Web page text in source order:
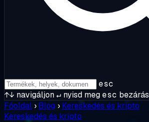
esc
↑↓ navigáljon↵ nyisd megesc bezárás
Főoldal › Blog › Kereskedés és kripto
Kereskedés és kripto